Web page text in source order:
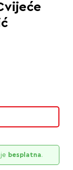
besplatna.